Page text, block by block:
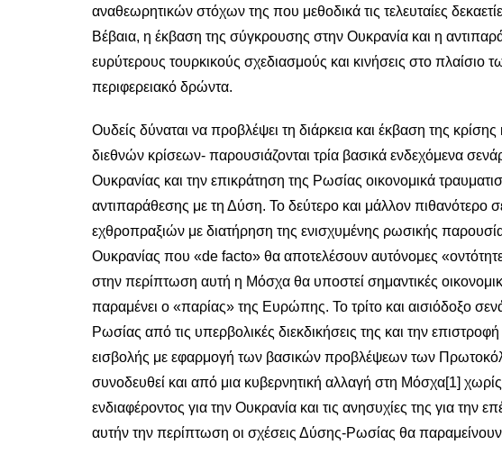
αναθεωρητικών στόχων της που μεθοδικά τις τελευταίες
Βέβαια, η έκβαση της σύγκρουσης στην Ουκρανία και η
ευρύτερους τουρκικούς σχεδιασμούς και κινήσεις στο
περιφερειακό δρώντα.
Ουδείς δύναται να προβλέψει τη διάρκεια και έκβαση της
διεθνών κρίσεων- παρουσιάζονται τρία βασικά ενδεχόμενα
Ουκρανίας και την επικράτηση της Ρωσίας οικονομικά
αντιπαράθεσης με τη Δύση. Το δεύτερο και μάλλον πιθανότερο
εχθροπραξιών με διατήρηση της ενισχυμένης ρωσικής
Ουκρανίας που «de facto» θα αποτελέσουν αυτόνομες
στην περίπτωση αυτή η Μόσχα θα υποστεί σημαντικές
παραμένει ο «παρίας» της Ευρώπης. Το τρίτο και αισιόδοξο
Ρωσίας από τις υπερβολικές διεκδικήσεις της και την
εισβολής με εφαρμογή των βασικών προβλέψεων των
συνοδευθεί και από μια κυβερνητική αλλαγή στη Μόσχα[1]
ενδιαφέροντος για την Ουκρανία και τις ανησυχίες της για
αυτήν την περίπτωση οι σχέσεις Δύσης-Ρωσίας θα